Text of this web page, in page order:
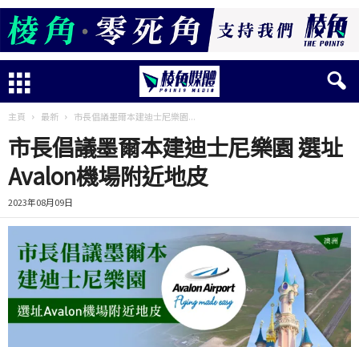
主頁 最新 市長倡議墨爾本建迪士尼樂園...
市長倡議墨爾本建迪士尼樂園 選址
Avalon機場附近地皮
2023年08月09日